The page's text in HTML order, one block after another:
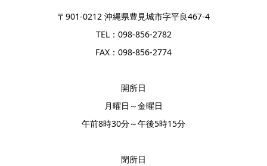
〒901-0212 沖縄県豊見城市字平良467-4
TEL：098-856-2782
FAX：098-856-2774
開所日
月曜日～金曜日
午前8時30分～午後5時15分
閉所日